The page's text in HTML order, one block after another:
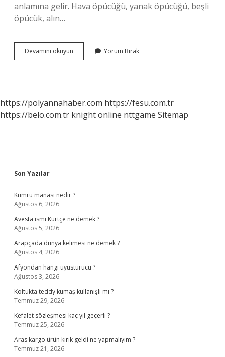
anlamına gelir. Hava öpücüğü, yanak öpücüğü, beşli
öpücük, alın…
Devamını okuyun
Öpücüğü
Yorum Bırak
https://polyannahaber.com https://fesu.com.tr
https://belo.com.tr knight online nttgame Sitemap
Sidebar
Son Yazılar
Kumru manası nedir ?
Ağustos 6, 2026
Avesta ismi Kürtçe ne demek ?
Ağustos 5, 2026
Arapçada dünya kelimesi ne demek ?
Ağustos 4, 2026
Afyondan hangi uyusturucu ?
Ağustos 3, 2026
Koltukta teddy kumaş kullanışlı mı ?
Temmuz 29, 2026
Kefalet sözleşmesi kaç yıl geçerli ?
Temmuz 25, 2026
Aras kargo ürün kırık geldi ne yapmalıyım ?
Temmuz 21, 2026